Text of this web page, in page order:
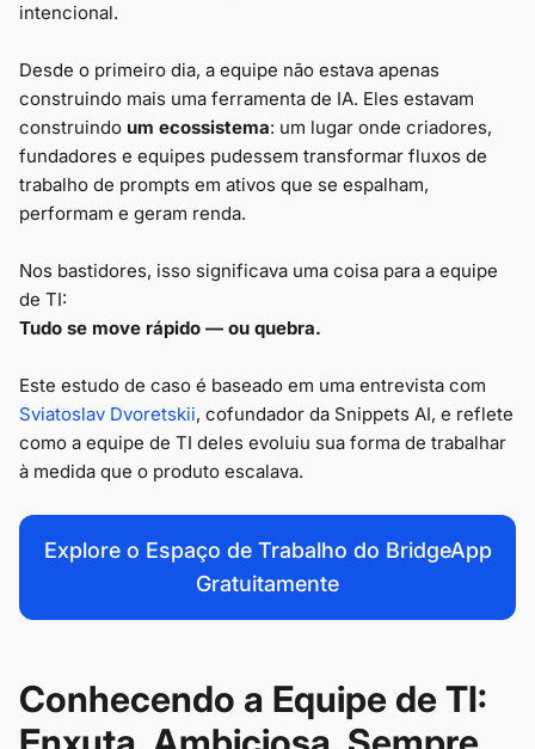
intencional.
Desde o primeiro dia, a equipe não estava apenas
construindo mais uma ferramenta de IA. Eles estavam
construindo um ecossistema: um lugar onde criadores,
fundadores e equipes pudessem transformar fluxos de
trabalho de prompts em ativos que se espalham,
performam e geram renda.
Nos bastidores, isso significava uma coisa para a equipe
de TI:
Tudo se move rápido — ou quebra.
Este estudo de caso é baseado em uma entrevista com
Sviatoslav Dvoretskii, cofundador da Snippets AI, e reflete
como a equipe de TI deles evoluiu sua forma de trabalhar
à medida que o produto escalava.
Explore o Espaço de Trabalho do BridgeApp
Gratuitamente
Conhecendo a Equipe de TI: